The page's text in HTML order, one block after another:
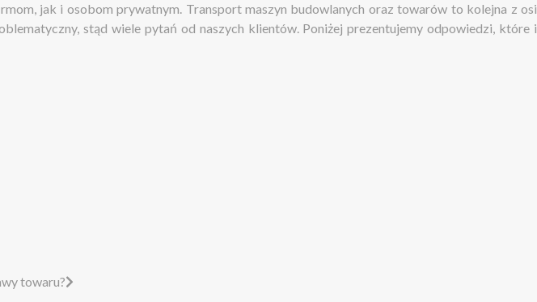
jak i osobom prywatnym. Transport maszyn budowlanych oraz towarów to kolejna z osi
stąd wiele pytań od naszych klientów. Poniżej prezentujemy odpowiedzi, które i
towaru?